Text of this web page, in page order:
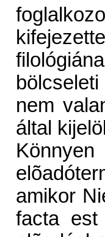
nem
által
amikor
facta est